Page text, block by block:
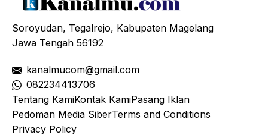
Soroyudan, Tegalrejo, Kabupaten Magelang
Jawa Tengah 56192
kanalmucom@gmail.com
082234413706
Tentang KamiKontak KamiPasang Iklan
Pedoman Media SiberTerms and Conditions
Privacy Policy